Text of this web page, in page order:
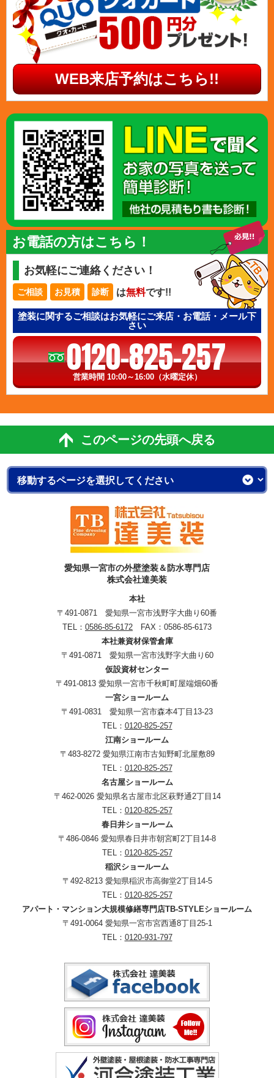
WEB来店予約はこちら!!
お電話の方はこちら！
お気軽にご連絡ください！
ご相談 お見積 診断 は無料です!!
塗装に関するご相談はお気軽にご来店・お電話・メール下
さい
0120-825-257
営業時間 10:00～16:00（水曜定休）
このページの先頭へ戻る
愛知県一宮市の外壁塗装＆防水専門店
株式会社達美装
本社
〒491-0871 愛知県一宮市浅野字大曲り60番
TEL： 0586-85-6172 FAX：0586-85-6173
本社兼資材保管倉庫
〒491-0871 愛知県一宮市浅野字大曲り60
仮設資材センター
〒491-0813 愛知県一宮市千秋町町屋端畑60番
一宮ショールーム
〒491-0831 愛知県一宮市森本4丁目13-23
TEL： 0120-825-257
江南ショールーム
〒483-8272 愛知県江南市古知野町北屋敷89
TEL： 0120-825-257
名古屋ショールーム
〒462-0026 愛知県名古屋市北区萩野通2丁目14
TEL： 0120-825-257
春日井ショールーム
〒486-0846 愛知県春日井市朝宮町2丁目14-8
TEL： 0120-825-257
稲沢ショールーム
〒492-8213 愛知県稲沢市高御堂2丁目14-5
TEL： 0120-825-257
アパート・マンション大規模修繕専門店TB-STYLEショールーム
〒491-0064 愛知県一宮市宮西通8丁目25-1
TEL： 0120-931-797